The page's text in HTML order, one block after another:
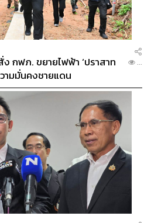
กฟภ. ขยายไฟฟ้า ‘ปราสาท
ามมั่นคงชายแดน
...